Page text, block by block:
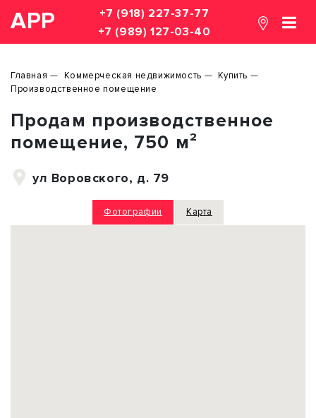
АРР
+7 (918) 227-37-77
+7 (989) 127-03-40
Главная Коммерческая недвижимость
Купить
Производственное помещение
Продам производственное
помещение, 750 м²
ул Воровского, д. 79
Фотографии Карта